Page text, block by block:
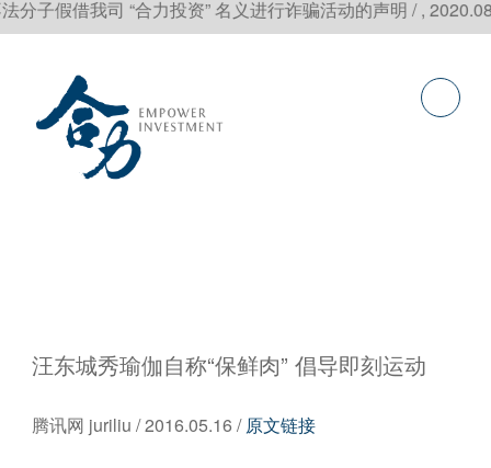
子假借我司 “合力投资” 名义进行诈骗活动的声明 / , 2020.08
汪东城秀瑜伽自称“保鲜肉” 倡导即刻运动
腾讯网 juriliu / 2016.05.16 /原文链接